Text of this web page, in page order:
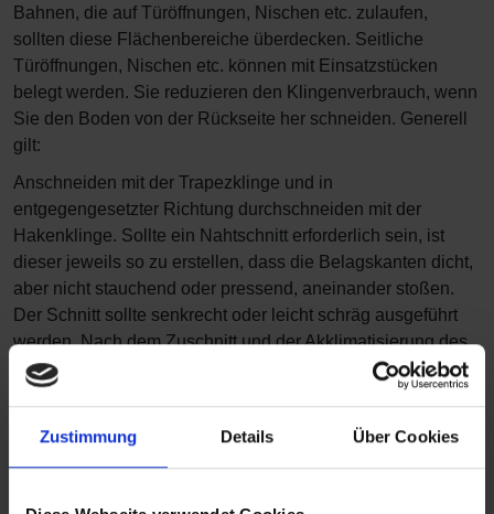
Zustimmung Details Über Cookies
Bahnen, die auf Türöffnungen, Nischen etc. zulaufen,
sollten diese Flächenbereiche überdecken. Seitliche
Türöffnungen, Nischen etc. können mit Einsatzstücken
belegt werden. Sie reduzieren den Klingenverbrauch, wenn
Sie den Boden von der Rückseite her schneiden. Generell
gilt:
Anschneiden mit der Trapezklinge und in
entgegengesetzter Richtung durchschneiden mit der
Hakenklinge. Sollte ein Nahtschnitt erforderlich sein, ist
dieser jeweils so zu erstellen, dass die Belagskanten dicht,
aber nicht stauchend oder pressend, aneinander stoßen.
Der Schnitt sollte senkrecht oder leicht schräg ausgeführt
werden. Nach dem Zuschnitt und der Akklimatisierung des
Belages kann der Bodenbelag in das Klebebett eingelegt
werden.
Hierbei ist es zweckmäßig, die Klebung bei größeren